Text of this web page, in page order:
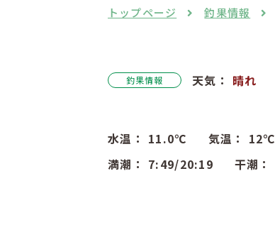
トップページ 釣果情報
釣果情報 天気： 晴れ
水温： 11.0℃ 気温： 12℃
満潮： 7:49/20:19 干潮：